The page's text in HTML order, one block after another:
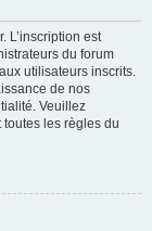
L’inscription est
du forum
utilisateurs inscrits.
de nos
Veuillez
les règles du